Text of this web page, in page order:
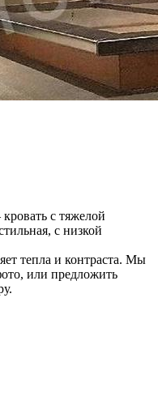
с тяжелой
с низкой
тепла и контраста. Мы
или предложить